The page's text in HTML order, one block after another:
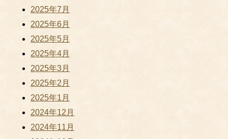
2025年7月
2025年6月
2025年5月
2025年4月
2025年3月
2025年2月
2025年1月
2024年12月
2024年11月